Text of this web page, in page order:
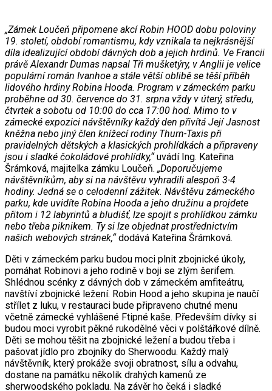
„Zámek Loučeň připomene akcí Robin HOOD dobu poloviny
19. století, období romantismu, kdy vznikala ta nejkrásnější
díla idealizující období dávných dob a jejich hrdinů. Ve Francii
právě Alexandr Dumas napsal Tři mušketýry, v Anglii je velice
populární román Ivanhoe a stále větší oblibě se těší příběh
lidového hrdiny Robina Hooda. Program v zámeckém parku
proběhne od 30. července do 31. srpna vždy v úterý, středu,
čtvrtek a sobotu od 10:00 do cca 17:00 hod. Mimo to v
zámecké expozici návštěvníky každý den přivítá Její Jasnost
kněžna nebo jiný člen knížecí rodiny Thurn-Taxis při
pravidelných dětských a klasických prohlídkách a připraveny
jsou i sladké čokoládové prohlídky,“uvádí Ing. Kateřina
Šrámková, majitelka zámku Loučeň. „Doporučujeme
návštěvníkům, aby si na návštěvu vyhradili alespoň 3-4
hodiny. Jedná se o celodenní zážitek. Návštěvu zámeckého
parku, kde uvidíte Robina Hooda a jeho družinu a projdete
přitom i 12 labyrintů a bludišť, lze spojit s prohlídkou zámku
nebo třeba piknikem. Ty si lze objednat prostřednictvím
našich webových stránek,“dodává Kateřina Šrámková.
Děti v zámeckém parku budou moci plnit zbojnické úkoly,
pomáhat Robinovi a jeho rodině v boji se zlým šerifem.
Shlédnou scénky z dávných dob v zámeckém amfiteátru,
navštíví zbojnické ležení. Robin Hood a jeho skupina je naučí
střílet z luku, v restauraci bude připraveno chutné menu
včetně zámecké vyhlášené Ftipné kaše. Především dívky si
budou moci vyrobit pěkné rukodělné věci v polštářkové dílně.
Děti se mohou těšit na zbojnické ležení a budou třeba i
pašovat jídlo pro zbojníky do Sherwoodu. Každý malý
návštěvník, který prokáže svoji obratnost, sílu a odvahu,
dostane na památku několik drahých kamenů ze
sherwoodského pokladu. Na závěr ho čeká i sladké